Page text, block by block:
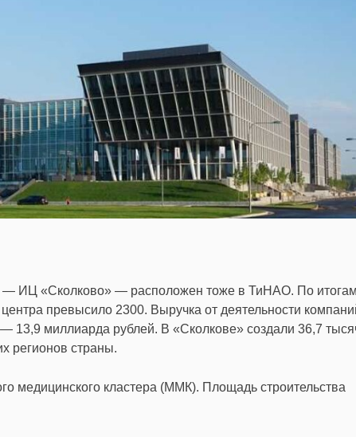
— ИЦ «Сколково» — расположен тоже в ТиНАО. По итогам
превысило 2300. Выручка от деятельности
13,9 миллиарда рублей. В «Сколкове» создали 36,7
регионов страны.
медицинского кластера (ММК). Площадь строительства